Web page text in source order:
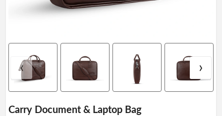
Belt
Leather
‹ ›
Carry Document & Laptop Bag